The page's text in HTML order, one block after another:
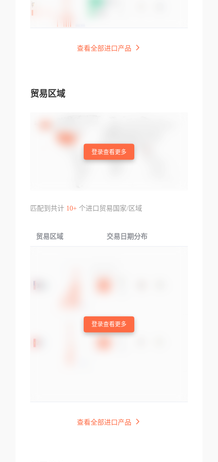
查看全部进口产品
贸易区域
登录查看更多
匹配到共计 10+个进口贸易国家/区域
贸易区域 交易日期分布
登录查看更多
查看全部进口产品